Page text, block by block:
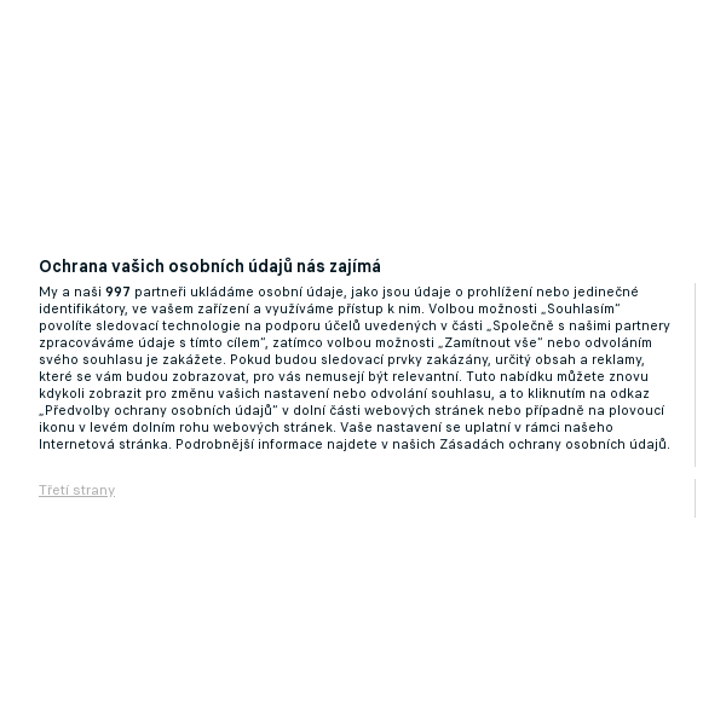
Ochrana vašich osobních údajů nás zajímá
My a naši 997 partneři ukládáme osobní údaje, jako jsou údaje o prohlížení nebo jedinečné
identifikátory, ve vašem zařízení a využíváme přístup k nim. Volbou možnosti „Souhlasím“
povolíte sledovací technologie na podporu účelů uvedených v části „Společně s našimi partnery
zpracováváme údaje s tímto cílem“, zatímco volbou možnosti „Zamítnout vše“ nebo odvoláním
svého souhlasu je zakážete. Pokud budou sledovací prvky zakázány, určitý obsah a reklamy,
které se vám budou zobrazovat, pro vás nemusejí být relevantní. Tuto nabídku můžete znovu
kdykoli zobrazit pro změnu vašich nastavení nebo odvolání souhlasu, a to kliknutím na odkaz
„Předvolby ochrany osobních údajů“ v dolní části webových stránek nebo případně na plovoucí
ikonu v levém dolním rohu webových stránek. Vaše nastavení se uplatní v rámci našeho
Internetová stránka. Podrobnější informace najdete v našich Zásadách ochrany osobních údajů.
Třetí strany